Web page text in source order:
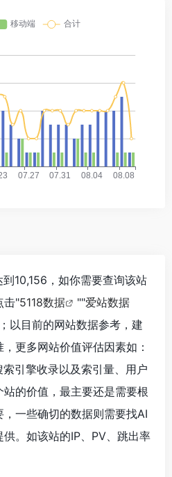
10,156，如你需要查询该站
击"5118数据 ""爱站数据
以目前的网站数据参考，建
更多网站价值评估因素如：
引擎收录以及索引量、用户
的价值，最主要还是需要根
一些确切的数据则需要找AI
。如该站的IP、PV、跳出率